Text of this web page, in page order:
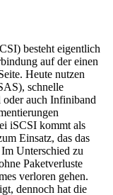
besteht eigentlich
auf der einen
Heute nutzen
schnelle
oder auch Infiniband
iSCSI kommt als
Einsatz, das das
Unterschied zu
Paketverluste
verloren gehen.
dennoch hat die